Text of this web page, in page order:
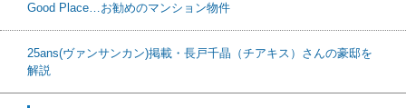
Good Place…お勧めのマンション物件
25ans(ヴァンサンカン)掲載・長戸千晶（チアキス）さんの豪邸を
解説